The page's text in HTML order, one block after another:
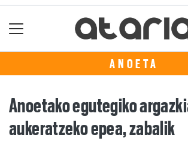
ANOETA
Anoetako egutegiko
aukeratzeko epea, zabalik